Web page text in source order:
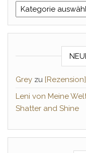
Kategorien
Grey zu
Leni von Meine
Shatter and Shine